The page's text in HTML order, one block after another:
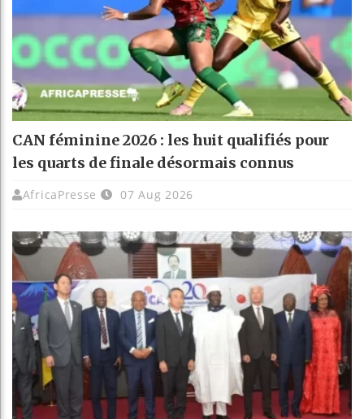
CAN féminine 2026 : les huit qualifiés pour
les quarts de finale désormais connus
AfricaPresse 07 Aug 2026